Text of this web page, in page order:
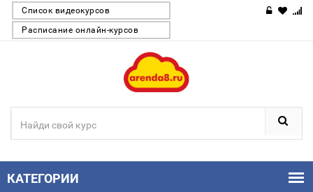
Список видеокурсов
Расписание онлайн-курсов
КАТЕГОРИИ